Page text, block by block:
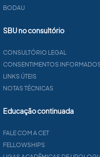
BODAU
SBU no consultório
CONSULTÓRIO LEGAL
CONSENTIMENTOS
LINKS ÚTEIS
NOTAS TÉCNICAS
Educação continuada
FALE COM A CET
FELLOWSHIPS